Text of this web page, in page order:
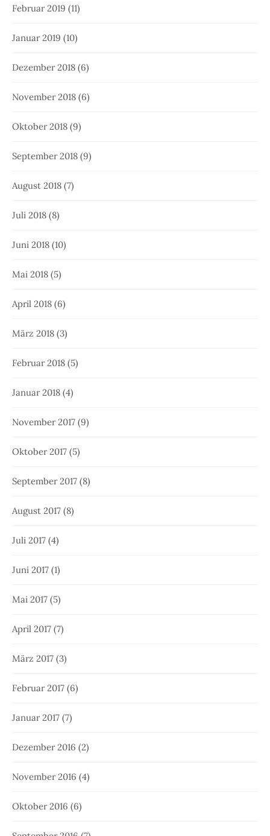
Februar 2019 (11)
Januar 2019 (10)
Dezember 2018 (6)
November 2018 (6)
Oktober 2018 (9)
September 2018 (9)
August 2018 (7)
Juli 2018 (8)
Juni 2018 (10)
Mai 2018 (5)
April 2018 (6)
März 2018 (3)
Februar 2018 (5)
Januar 2018 (4)
November 2017 (9)
Oktober 2017 (5)
September 2017 (8)
August 2017 (8)
Juli 2017 (4)
Juni 2017 (1)
Mai 2017 (5)
April 2017 (7)
März 2017 (3)
Februar 2017 (6)
Januar 2017 (7)
Dezember 2016 (2)
November 2016 (4)
Oktober 2016 (6)